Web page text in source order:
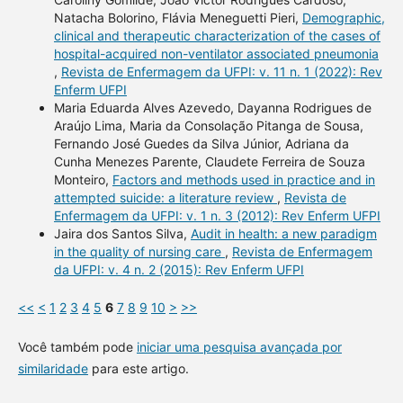
Natacha Bolorino, Flávia Meneguetti Pieri, Demographic,
clinical and therapeutic characterization of the cases of
hospital-acquired non-ventilator associated pneumonia
, Revista de Enfermagem da UFPI: v. 11 n. 1 (2022): Rev
Enferm UFPI
Maria Eduarda Alves Azevedo, Dayanna Rodrigues de
Araújo Lima, Maria da Consolação Pitanga de Sousa,
Fernando José Guedes da Silva Júnior, Adriana da
Cunha Menezes Parente, Claudete Ferreira de Souza
Monteiro, Factors and methods used in practice and in
attempted suicide: a literature review , Revista de
Enfermagem da UFPI: v. 1 n. 3 (2012): Rev Enferm UFPI
Jaira dos Santos Silva, Audit in health: a new paradigm
in the quality of nursing care , Revista de Enfermagem
da UFPI: v. 4 n. 2 (2015): Rev Enferm UFPI
<< < 1 2 3 4 5 6 7 8 9 10 > >>
Você também pode iniciar uma pesquisa avançada por
similaridadepara este artigo.